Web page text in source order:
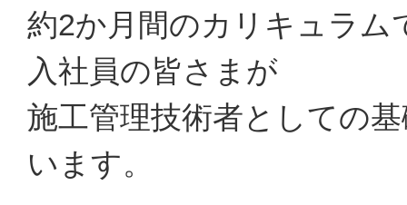
約2か月間のカリキュラム
入社員の皆さまが
施工管理技術者としての
います。